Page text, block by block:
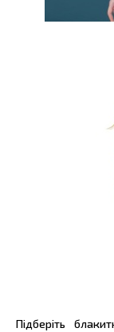
Підберіть